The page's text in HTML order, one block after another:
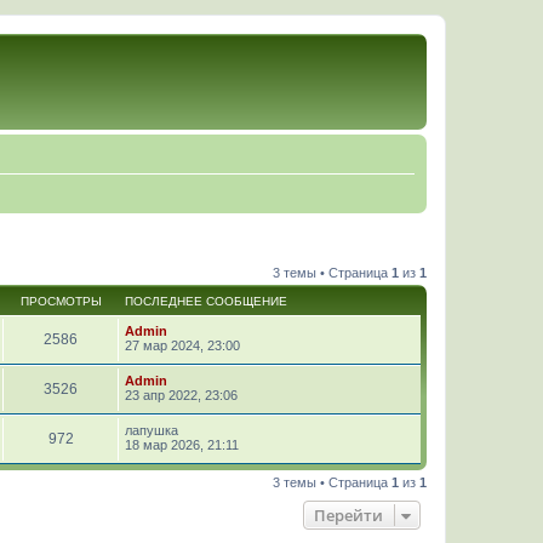
3 темы • Страница 1 из 1
ПРОСМОТРЫ ПОСЛЕДНЕЕ СООБЩЕНИЕ
2586
Admin
27 мар 2024, 23:00
3526
Admin
23 апр 2022, 23:06
972
лапушка
18 мар 2026, 21:11
3 темы • Страница 1 из 1
Перейти